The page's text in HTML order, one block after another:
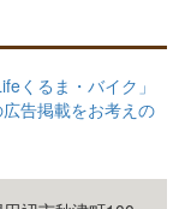
くるま・バイク」
告掲載をお考えの